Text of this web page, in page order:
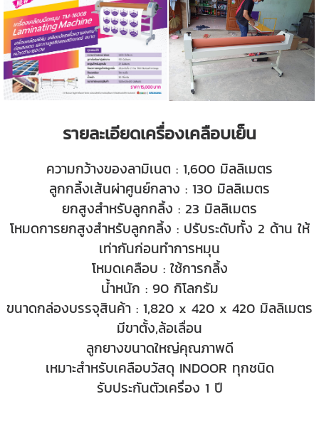
รายละเอียดเครื่องเคลือบเย็น
ความกว้างของลามิเนต : 1,600 มิลลิเมตร
ลูกกลิ้งเส้นผ่าศูนย์กลาง : 130 มิลลิเมตร
ยกสูงสำหรับลูกกลิ้ง : 23 มิลลิเมตร
โหมดการยกสูงสำหรับลูกกลิ้ง : ปรับระดับทั้ง 2 ด้าน ให้
เท่ากันก่อนทำการหมุน
โหมดเคลือบ : ใช้การกลิ้ง
น้ำหนัก : 90 กิโลกรัม
ขนาดกล่องบรรจุสินค้า : 1,820 x 420 x 420 มิลลิเมตร
มีขาตั้ง,ล้อเลื่อน
ลูกยางขนาดใหญ่คุณภาพดี
เหมาะสำหรับเคลือบวัสดุ INDOOR ทุกชนิด
รับประกันตัวเครื่อง 1 ปี